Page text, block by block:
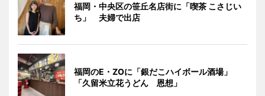
福岡・中央区の笹丘名店街に「喫茶 こさじい
ち」 夫婦で出店
福岡のE・ZOに「銀だこハイボール酒場」
「久留米立花うどん 恩想」